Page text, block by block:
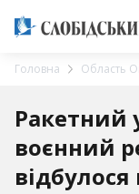
Головна Область
Ракетний
воєнний